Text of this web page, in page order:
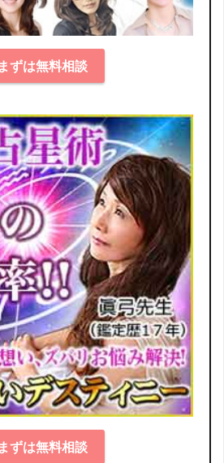
まずは無料相談
まずは無料相談